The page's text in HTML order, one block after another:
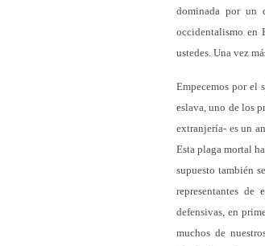
dominada por un
occidentalismo en
ustedes. Una vez
Empecemos por
eslava, uno de los
extranjería- es un
Esta plaga mortal
supuesto también
representantes
defensivas, en
muchos de